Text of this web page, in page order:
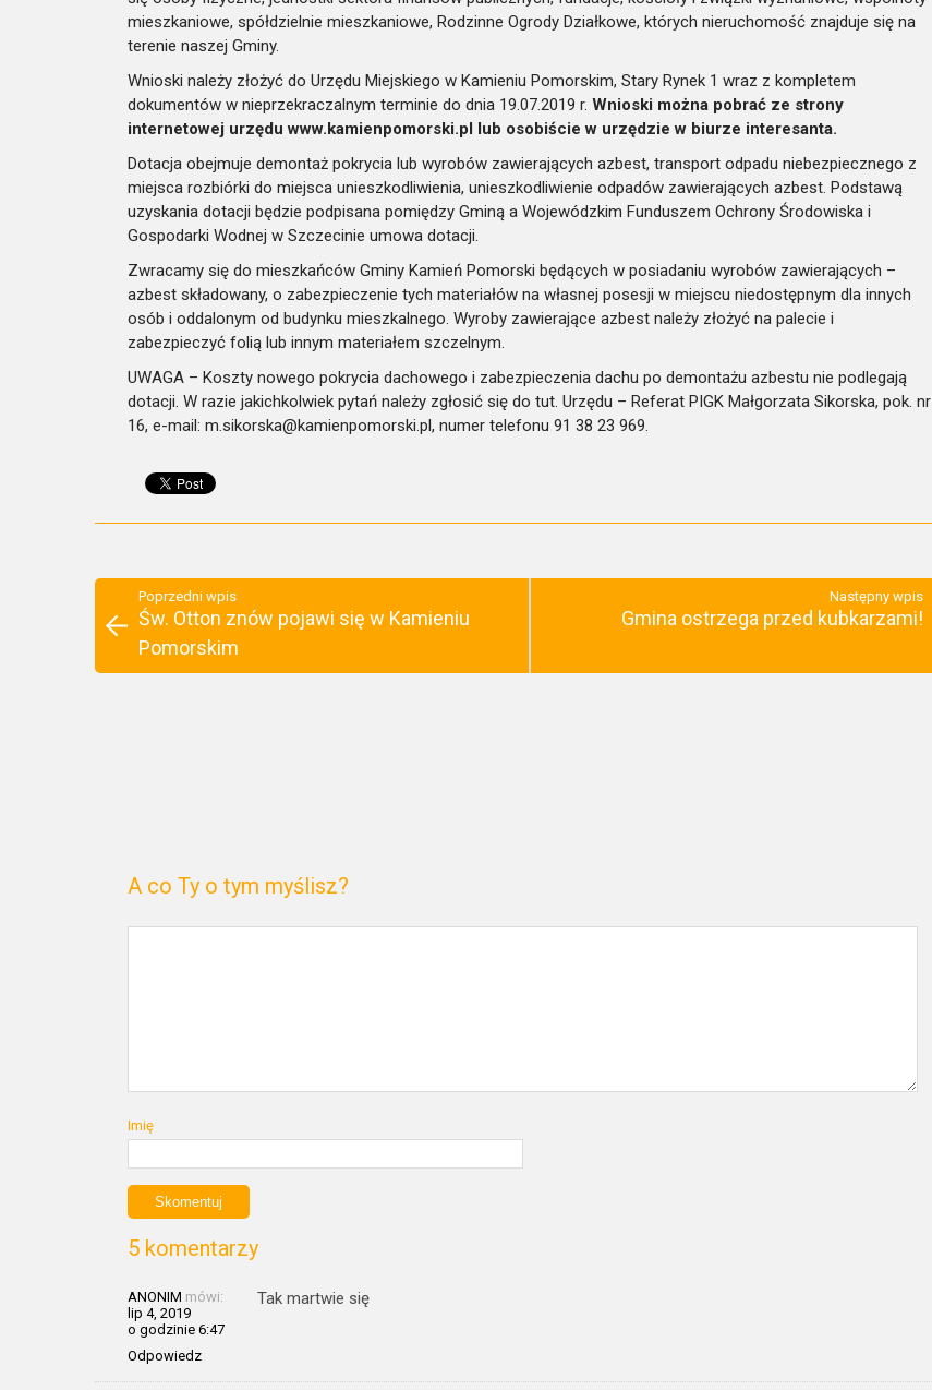
mieszkaniowe, spółdzielnie mieszkaniowe, Rodzinne Ogrody Działkowe, których nieruchomość znajduje się na
terenie naszej Gminy.
Wnioski należy złożyć do Urzędu Miejskiego w Kamieniu Pomorskim, Stary Rynek 1 wraz z kompletem
dokumentów w nieprzekraczalnym terminie do dnia 19.07.2019 r. Wnioski można pobrać ze strony
internetowej urzędu www.kamienpomorski.pl lub osobiście w urzędzie w biurze interesanta.
Dotacja obejmuje demontaż pokrycia lub wyrobów zawierających azbest, transport odpadu niebezpiecznego z
miejsca rozbiórki do miejsca unieszkodliwienia, unieszkodliwienie odpadów zawierających azbest. Podstawą
uzyskania dotacji będzie podpisana pomiędzy Gminą a Wojewódzkim Funduszem Ochrony Środowiska i
Gospodarki Wodnej w Szczecinie umowa dotacji.
Zwracamy się do mieszkańców Gminy Kamień Pomorski będących w posiadaniu wyrobów zawierających –
azbest składowany, o zabezpieczenie tych materiałów na własnej posesji w miejscu niedostępnym dla innych
osób i oddalonym od budynku mieszkalnego. Wyroby zawierające azbest należy złożyć na palecie i
zabezpieczyć folią lub innym materiałem szczelnym.
UWAGA – Koszty nowego pokrycia dachowego i zabezpieczenia dachu po demontażu azbestu nie podlegają
dotacji. W razie jakichkolwiek pytań należy zgłosić się do tut. Urzędu – Referat PIGK Małgorzata Sikorska, pok. nr
16, e-mail: m.sikorska@kamienpomorski.pl, numer telefonu 91 38 23 969.
Poprzedni wpis
Św. Otton znów pojawi się w Kamieniu
Pomorskim
Następny wpis
Gmina ostrzega przed kubkarzami!
A co Ty o tym myślisz?
Imię
5 komentarzy
ANONIM mówi:
lip 4, 2019
o godzinie 6:47
Odpowiedz
Tak martwie się